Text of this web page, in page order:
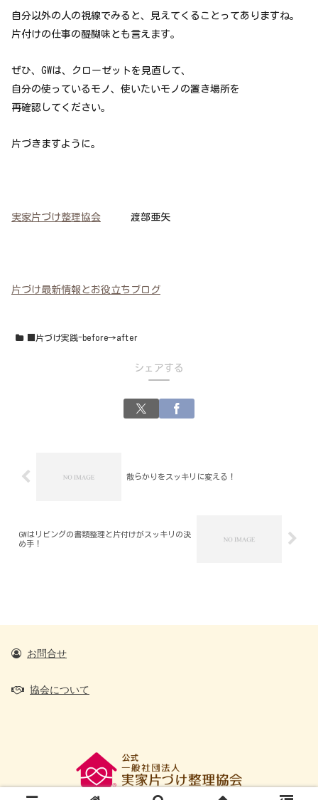
自分以外の人の視線でみると、見えてくることってありますね。
片付けの仕事の醍醐味とも言えます。
ぜひ、GWは、クローゼットを見直して、
自分の使っているモノ、使いたいモノの置き場所を
再確認してください。
片づきますように。
実家片づけ整理協会 渡部亜矢
片づけ最新情報とお役立ちブログ
■片づけ実践-before→after
シェアする
散らかりをスッキリに変える！
GWはリビングの書類整理と片付けがスッキリの決
め手！
お問合せ
協会について